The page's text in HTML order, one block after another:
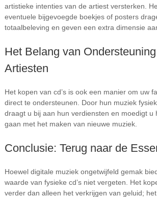
artistieke intenties van de artiest versterken.
eventuele bijgevoegde boekjes of posters
totaalbeleving en geven een extra dimensie
Het Belang van
Artiesten
Het kopen van cd’s is ook een manier om uw
direct te ondersteunen. Door hun muziek
draagt u bij aan hun verdiensten en moedigt u
gaan met het maken van nieuwe muziek.
Conclusie: Terug naar de
Hoewel digitale muziek ongetwijfeld gemak
waarde van fysieke cd’s niet vergeten. Het
verder dan alleen het verkrijgen van geluid;